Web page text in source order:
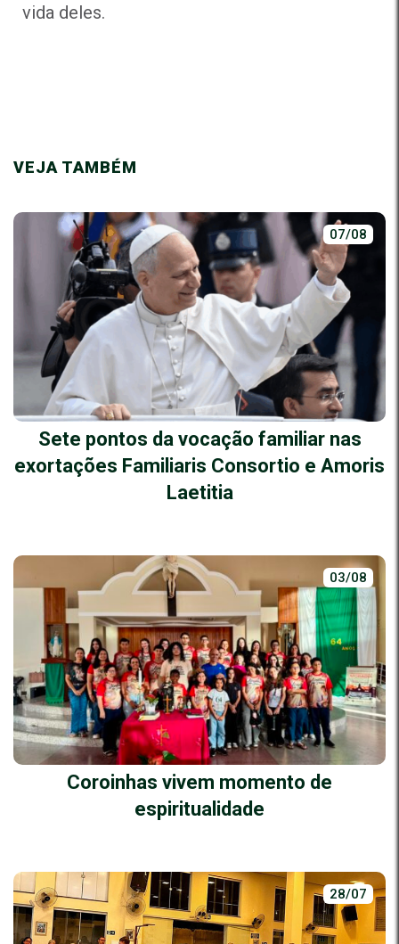
vida deles.
VEJA TAMBÉM
07/08
Sete pontos da vocação familiar nas
exortações Familiaris Consortio e Amoris
Laetitia
03/08
Coroinhas vivem momento de
espiritualidade
28/07